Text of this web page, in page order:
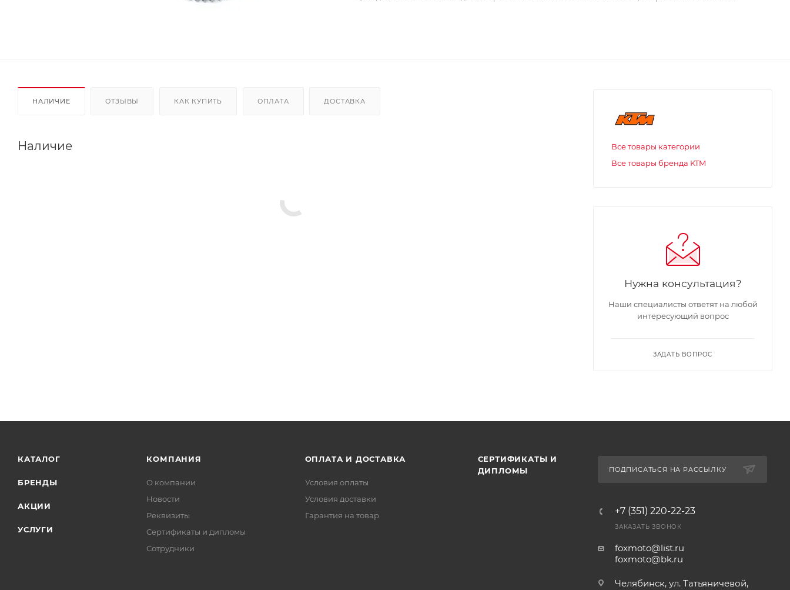
НАЛИЧИЕ ОТЗЫВЫ КАК КУПИТЬ ОПЛАТА ДОСТАВКА
Наличие
Все товары категории
Все товары бренда KTM
Нужна консультация?
Наши специалисты ответят на любой
интересующий вопрос
ЗАДАТЬ ВОПРОС
КАТАЛОГ
БРЕНДЫ
АКЦИИ
УСЛУГИ
КОМПАНИЯ
О компании
Новости
Реквизиты
Сертификаты и дипломы
Сотрудники
ОПЛАТА И ДОСТАВКА
Условия оплаты
Условия доставки
Гарантия на товар
СЕРТИФИКАТЫ И
ДИПЛОМЫ
ПОДПИСАТЬСЯ НА РАССЫЛКУ
+7 (351) 220-22-23
ЗАКАЗАТЬ ЗВОНОК
foxmoto@list.ru
foxmoto@bk.ru
Челябинск, ул. Татьяничевой,